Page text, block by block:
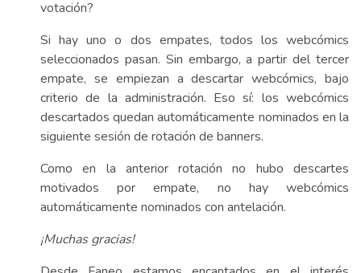
votación?
Si hay uno o dos empates, todos los webcómics
seleccionados pasan. Sin embargo, a partir del tercer
empate, se empiezan a descartar webcómics, bajo
criterio de la administración. Eso sí: los webcómics
descartados quedan automáticamente nominados en la
siguiente sesión de rotación de banners.
Como en la anterior rotación no hubo descartes
motivados por empate, no hay webcómics
automáticamente nominados con antelación.
¡Muchas gracias!